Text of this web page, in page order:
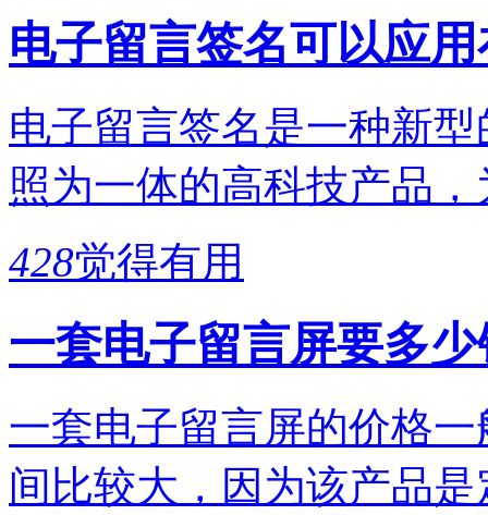
电子留言签名可以应
电子留言签名是一种新
照为一体的高科技产品
428觉得有用
一套电子留言屏要多
一套电子留言屏的价格
间比较大，因为该产品